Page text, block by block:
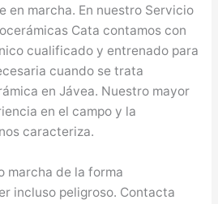
en marcha. En nuestro Servicio
Cata contamos con
cualificado y entrenado para
cuando se trata
en Jávea. Nuestro mayor
en el campo y la
caracteriza.
marcha de la forma
incluso peligroso. Contacta